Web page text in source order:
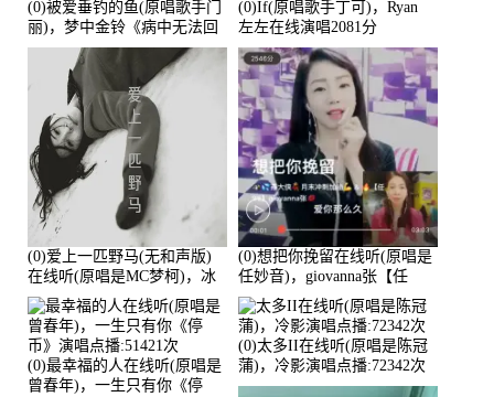
(0)被爱垂钓的鱼(原唱歌手门
丽)，梦中金铃《病中无法回
复大家》在线演唱3586分
(0)If(原唱歌手丁可)，Ryan
左左在线演唱2081分
(0)爱上一匹野马(无和声版)
在线听(原唱是MC梦柯)，冰
鑫Asce演唱点播:178815次
(0)想把你挽留在线听(原唱是
任妙音)，giovanna张【任
96】演唱点播:60173次
(0)最幸福的人在线听(原唱是
曾春年)，一生只有你《停
(0)太多II在线听(原唱是陈冠
蒲)，冷影演唱点播:72342次